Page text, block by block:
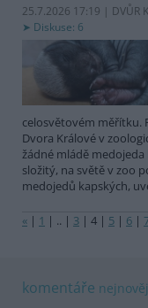
25.7.2026 17:19 | DVŮR
Diskuse: 6
celosvětovém měřítku.
Dvora Králové v
žádné mládě
složitý, na světě v zoo
medojedů kapských,
« | 1 | .. | 3 | 4 | 5 | 6 |
komentáře